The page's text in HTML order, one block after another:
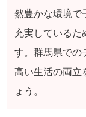
然豊かな環境で
充実しているた
す。群馬県での
高い生活の両立
ょう。